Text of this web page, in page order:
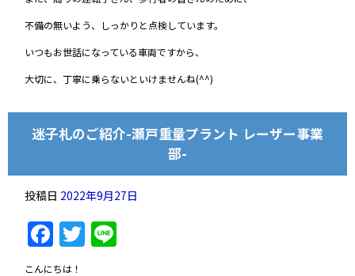
不備の無いよう、しっかりと点検しています。
いつもお世話になっている車両ですから、
大切に、丁寧に乗らないといけませんね(^^)
迷子札のご紹介-瀬戸重量プラント レーザー事業
部-
投稿日 2022年9月27日
Facebook
Twitter
こんにちは！